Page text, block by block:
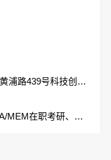
详细地址：辽宁省大连市甘井子区黄浦路439号科技创业大厦2楼社科赛斯考研
主营业务：考研全程班、MBA/MPA/MEM在职考研、会计专硕、考研集训营